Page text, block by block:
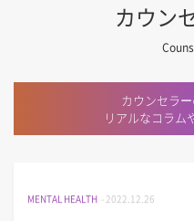
カウン
カウンセラー
リアルなコラム
MENTAL HEALTH - 2022.12.26